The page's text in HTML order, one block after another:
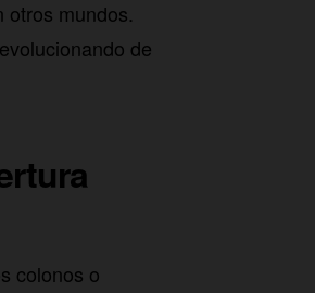
otros mundos.
de
colonos o